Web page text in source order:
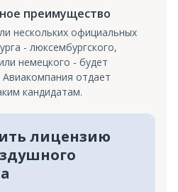
преимущество
нескольких официальных
- люксембургского,
немецкого - будет
отдает
кандидатам.
лицензию